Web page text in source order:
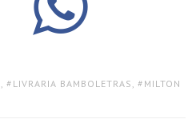
, LIVRARIA BAMBOLETRAS , MILTON